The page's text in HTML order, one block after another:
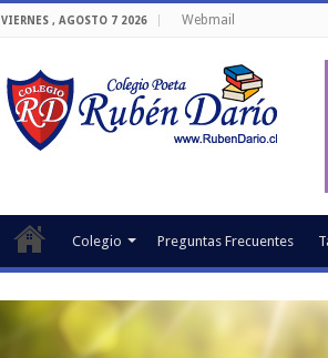
VIERNES , AGOSTO 7 2026 Webmail
Colegio Preguntas Frecuentes